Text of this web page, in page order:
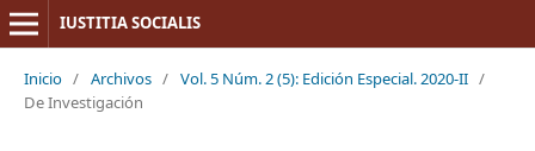
IUSTITIA SOCIALIS
Inicio / Archivos / Vol. 5 Núm. 2 (5): Edición Especial. 2020-II /
De Investigación